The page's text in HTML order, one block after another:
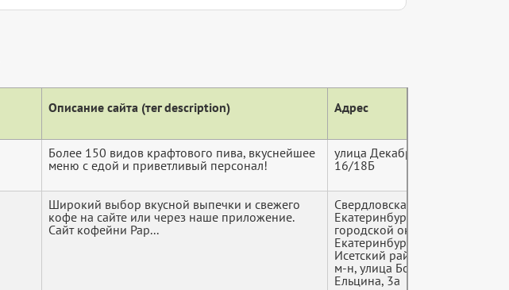
Описание сайта (тег description) Адрес
Более 150 видов крафтового пива, вкуснейшее
меню с едой и приветливый персонал!
улица Декабристов,
16/18Б
Широкий выбор вкусной выпечки и свежего
кофе на сайте или через наше приложение.
Сайт кофейни Pap...
Свердловская область,
Екатеринбург
городской округ,
Екатеринбург, Верх-
Исетский район, Центр
м-н, улица Бориса
Ельцина, 3а